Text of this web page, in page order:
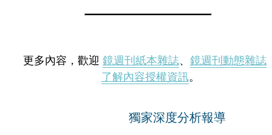
更多內容，歡迎 鏡週刊紙本雜誌、 鏡週刊動態雜誌
了解內容授權資訊。
獨家深度分析報導